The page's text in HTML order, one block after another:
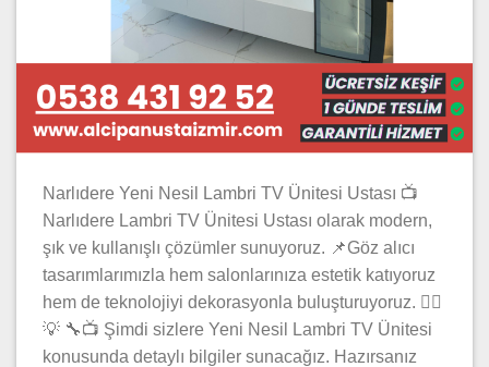
Narlıdere Yeni Nesil Lambri TV Ünitesi Ustası 📺
Narlıdere Lambri TV Ünitesi Ustası olarak modern,
şık ve kullanışlı çözümler sunuyoruz. 📌Göz alıcı
tasarımlarımızla hem salonlarınıza estetik katıyoruz
hem de teknolojiyi dekorasyonla buluşturuyoruz. 👷‍♂️
💡 🔧📺 Şimdi sizlere Yeni Nesil Lambri TV Ünitesi
konusunda detaylı bilgiler sunacağız. Hazırsanız